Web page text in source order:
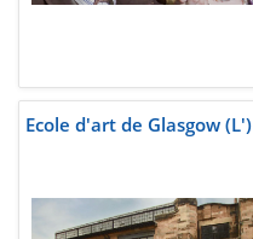
Ecole d'art de Glasgow (L')